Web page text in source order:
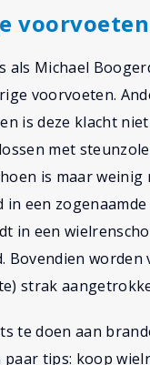
voorvoeten
als Michael
voorvoeten.
is deze klacht
met
is maar weinig
in een
in een
Bovendien worden
strak
te doen aan
paar tips: koop